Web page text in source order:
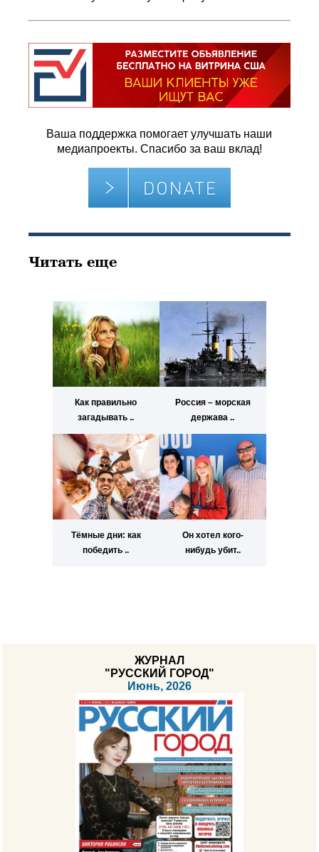
Ваша поддержка помогает улучшать наши
медиапроекты. Спасибо за ваш вклад!
Читать еще
Как правильно
загадывать ..
Россия – морская
держава ..
Тёмные дни: как
победить ..
Он хотел кого-
нибудь убит..
ЖУРНАЛ
"РУССКИЙ ГОРОД"
Июнь, 2026